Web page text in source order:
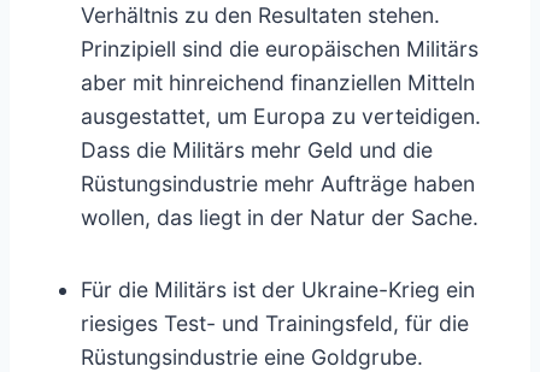
Verhältnis zu den Resultaten stehen.
Prinzipiell sind die europäischen Militärs
aber mit hinreichend finanziellen Mitteln
ausgestattet, um Europa zu verteidigen.
Dass die Militärs mehr Geld und die
Rüstungsindustrie mehr Aufträge haben
wollen, das liegt in der Natur der Sache.
Für die Militärs ist der Ukraine-Krieg ein
riesiges Test- und Trainingsfeld, für die
Rüstungsindustrie eine Goldgrube.